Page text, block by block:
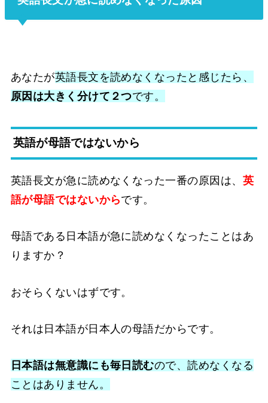
あなたが英語長文を読めなくなったと感じたら、
原因は大きく分けて２つです。
英語が母語ではないから
英語長文が急に読めなくなった一番の原因は、 英
語が母語ではないからです。
母語である日本語が急に読めなくなったことはあ
りますか？
おそらくないはずです。
それは日本語が日本人の母語だからです。
日本語は無意識にも毎日読むので、読めなくなる
ことはありません。